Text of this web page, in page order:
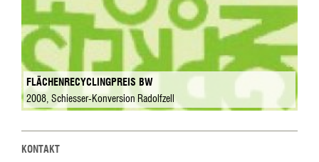
FLÄCHENRECYCLINGPREIS BW
2008, Schiesser-Konversion Radolfzell
KONTAKT